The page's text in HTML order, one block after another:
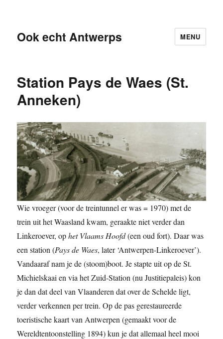
Ook echt Antwerps MENU
Station Pays de Waes (St.
Anneken)
Wie vroeger (voor de treintunnel er was = 1970) met de
trein uit het Waasland kwam, geraakte niet verder dan
Linkeroever, ophet Vlaams Hoofd(een oud fort). Daar was
een station (Pays de Waes, later ‘Antwerpen-Linkeroever’).
Vandaaraf nam je de (stoom)boot. Je stapte uit op de St.
Michielskaai en via het Zuid-Station (nu Justitiepaleis) kon
je dan dat deel van Vlaanderen dat over de Schelde ligt,
verder verkennen per trein. Op de pas gerestaureerde
toeristische kaart van Antwerpen (gemaakt voor de
Wereldtentoonstelling 1894) kun je dat allemaal heel mooi